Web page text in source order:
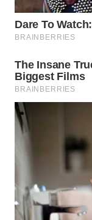
WN
INDRAMAYU
WN
KUNINGAN
MAJALENGKA
WN
SUKABUMI